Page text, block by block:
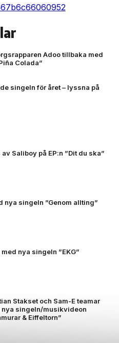
Adoo tillbaka med
Colada”
singeln för året – lyssna på
Saliboy på EP:n ”Dit du ska”
nya singeln ”Genom allting”
nya singeln ”EKG”
Stakset och Sam-E teamar
nya singeln/musikvideon
& Eiffeltorn”